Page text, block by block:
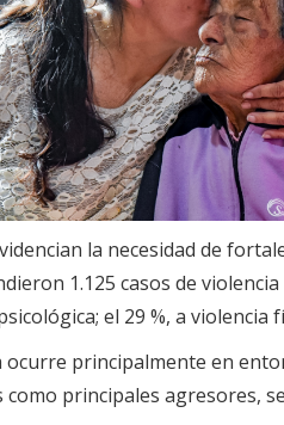
la necesidad de
1.125 casos de
el 29 %, a violencia
ocurre principalmente en
como principales agresores,